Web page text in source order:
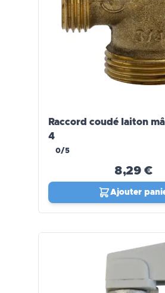
Raccord coudé laiton
4
0/5
8,29 €
Ajouter